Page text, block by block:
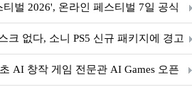
벌 2026', 온라인 페스티벌 7일 공식
크 없다, 소니 PS5 신규 패키지에 경고
AI 창작 게임 전문관 AI Games 오픈